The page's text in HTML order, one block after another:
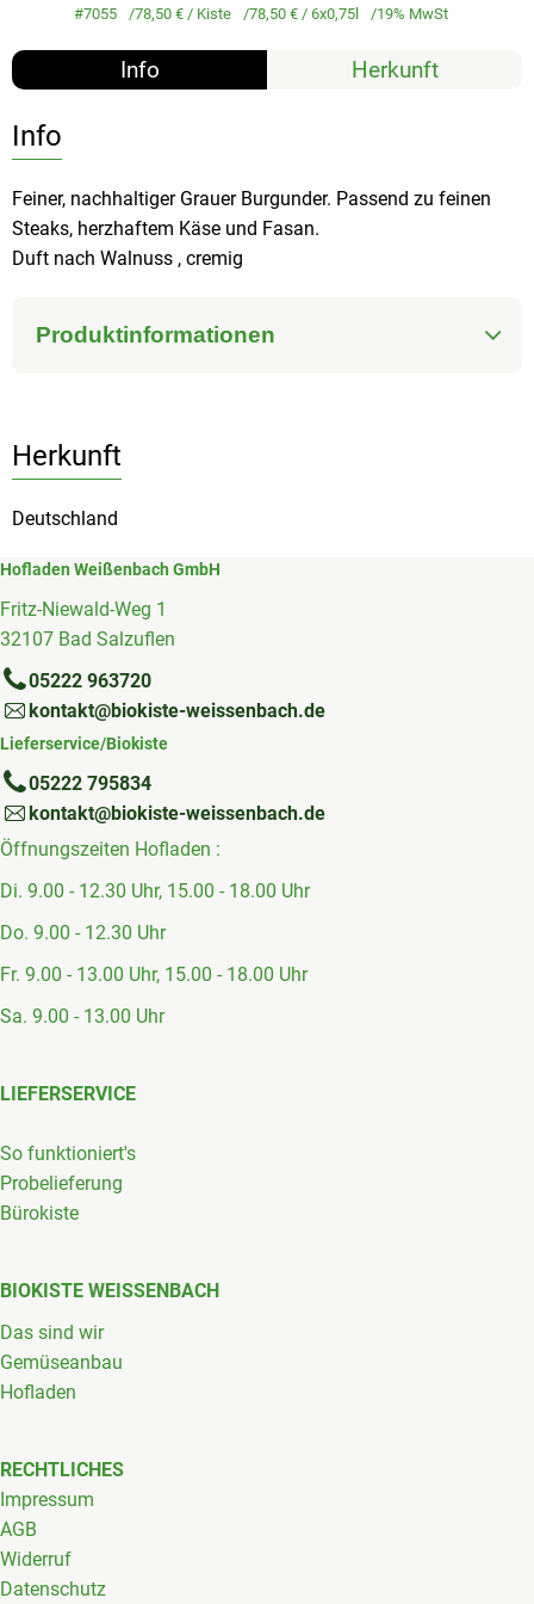
#7055 78,50 € / Kiste 78,50 € / 6x0,75l 19% MwSt
Info Herkunft
Info
Feiner, nachhaltiger Grauer Burgunder. Passend zu feinen
Steaks, herzhaftem Käse und Fasan.
Duft nach Walnuss , cremig
Produktinformationen
Herkunft
Deutschland
Hofladen Weißenbach GmbH
Fritz-Niewald-Weg 1
32107 Bad Salzuflen
05222 963720
kontakt@biokiste-weissenbach.de
Lieferservice/Biokiste
05222 795834
kontakt@biokiste-weissenbach.de
Öffnungszeiten Hofladen :
Di. 9.00 - 12.30 Uhr, 15.00 - 18.00 Uhr
Do. 9.00 - 12.30 Uhr
Fr. 9.00 - 13.00 Uhr, 15.00 - 18.00 Uhr
Sa. 9.00 - 13.00 Uhr
LIEFERSERVICE
So funktioniert's
Probelieferung
Bürokiste
BIOKISTE WEISSENBACH
Das sind wir
Gemüseanbau
Hofladen
RECHTLICHES
Impressum
AGB
Widerruf
Datenschutz